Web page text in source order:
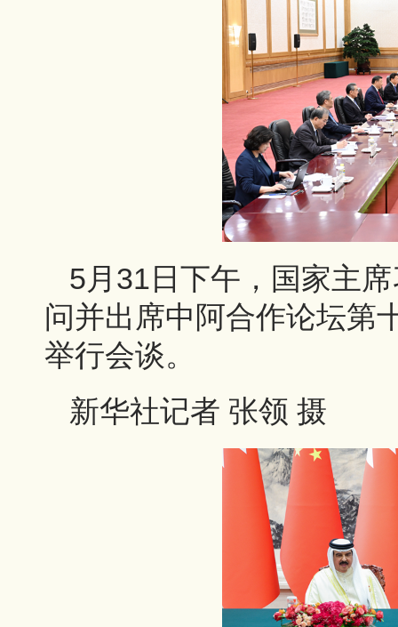
5月31日下午，国家主
问并出席中阿合作论坛第
举行会谈。
新华社记者 张领 摄